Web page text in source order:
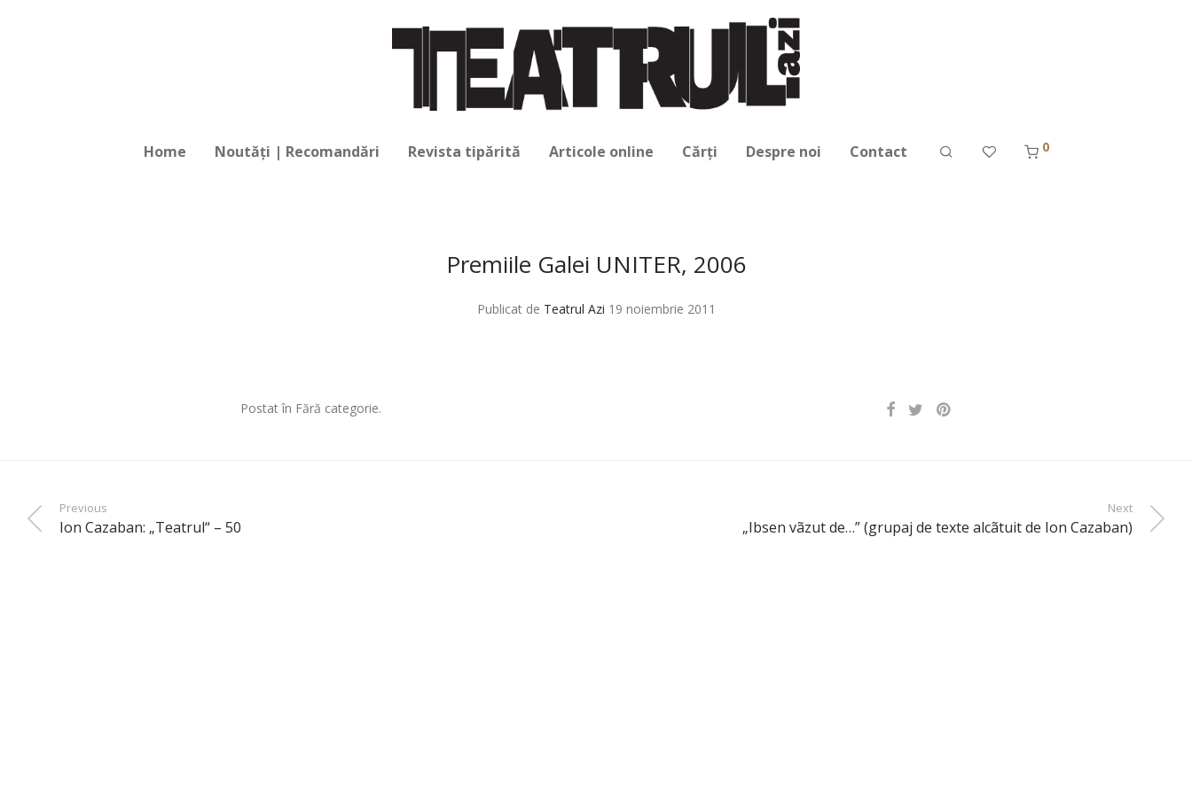
Home Noutăți | Recomandări Revista tipărită Articole online Cărți Despre noi Contact 0
Premiile Galei UNITER, 2006
Publicat de Teatrul Azi 19 noiembrie 2011
Postat în Fără categorie.
Previous
Ion Cazaban: „Teatrul“ – 50
Next
„Ibsen vãzut de…” (grupaj de texte alcãtuit de Ion Cazaban)